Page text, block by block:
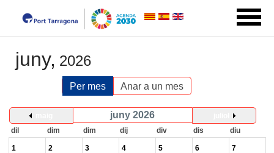
juny, 2026
Per mes Anar a un mes
juny 2026
dil
dim dim dij div dis diu
1 2 3 4 5 6 7